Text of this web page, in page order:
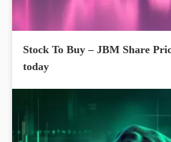
Stock To Buy – JBM Share
today